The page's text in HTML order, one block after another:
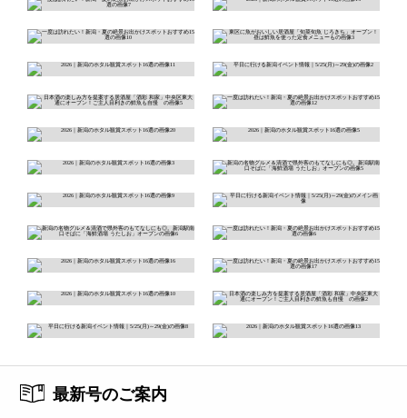
最新号のご案内